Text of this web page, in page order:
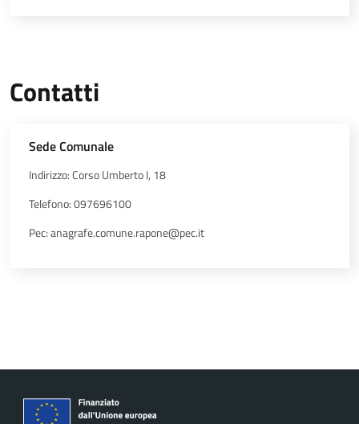
Contatti
Sede Comunale
Indirizzo: Corso Umberto I, 18
Telefono: 097696100
Pec: anagrafe.comune.rapone@pec.it